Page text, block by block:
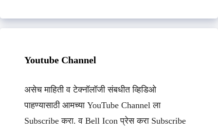
Youtube Channel
असेच माहिती व टेक्नॉलॉजी संबधीत व्हिडिओ
पाहण्यासाठी आमच्या YouTube Channel ला
Subscribe करा. व Bell Icon प्रेस करा Subscribe